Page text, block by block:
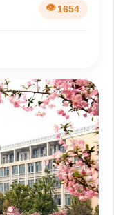
1654